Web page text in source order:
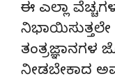
ಈ ಎಲ್ಲಾ
ನಿಭಾಯಿಸುತ್ತಲೇ
ತಂತ್ರಜ್ಞಾನಗಳ
ನೀಡಬೇಕಾದ